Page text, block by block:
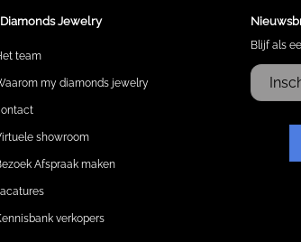
Jewelry
team
my diamonds jewelry
showroom
Afspraak maken
verkopers
Blijf als